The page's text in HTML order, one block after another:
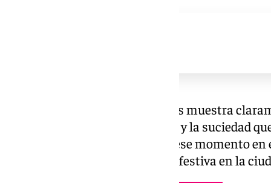
La imagen del antes y el después muestra
operarios para quitar las bolsas y la suciedad
la cara más triste de San Juan, ese momento
en un vertedero tras una noche festiva en la